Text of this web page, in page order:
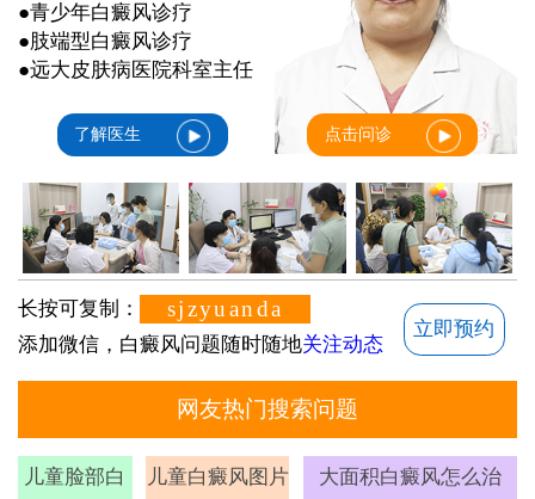
●青少年白癜风诊疗
●肢端型白癜风诊疗
●远大皮肤病医院科室主任
了解医生 点击问诊
长按可复制： sjzyuanda
添加微信，白癜风问题随时随地关注动态
立即预约
网友热门搜索问题
儿童脸部白
儿童白癜风图片 大面积白癜风怎么治